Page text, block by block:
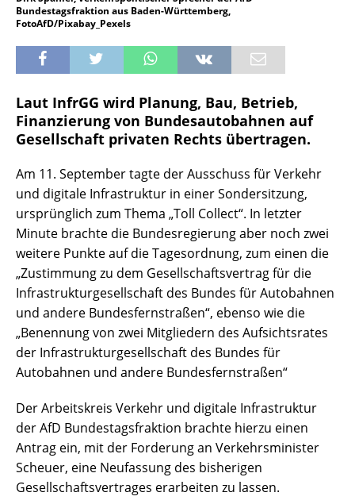
Bundestagsfraktion aus Baden-Württemberg,
FotoAfD/Pixabay_Pexels
Laut InfrGG wird Planung, Bau, Betrieb,
Finanzierung von Bundesautobahnen auf
Gesellschaft privaten Rechts übertragen.
Am 11. September tagte der Ausschuss für Verkehr
und digitale Infrastruktur in einer Sondersitzung,
ursprünglich zum Thema „Toll Collect“. In letzter
Minute brachte die Bundesregierung aber noch zwei
weitere Punkte auf die Tagesordnung, zum einen die
„Zustimmung zu dem Gesellschaftsvertrag für die
Infrastrukturgesellschaft des Bundes für Autobahnen
und andere Bundesfernstraßen“, ebenso wie die
„Benennung von zwei Mitgliedern des Aufsichtsrates
der Infrastrukturgesellschaft des Bundes für
Autobahnen und andere Bundesfernstraßen“
Der Arbeitskreis Verkehr und digitale Infrastruktur
der AfD Bundestagsfraktion brachte hierzu einen
Antrag ein, mit der Forderung an Verkehrsminister
Scheuer, eine Neufassung des bisherigen
Gesellschaftsvertrages erarbeiten zu lassen.